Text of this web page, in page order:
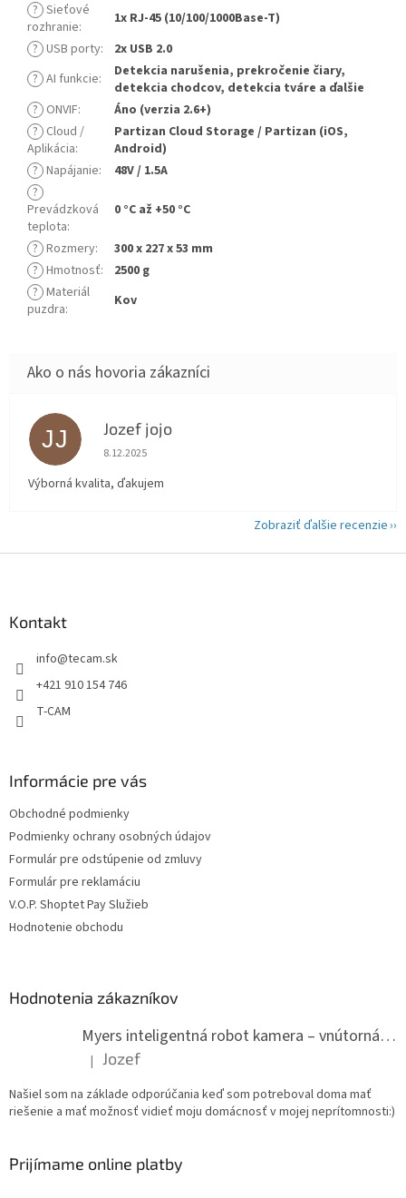
? Sieťové
rozhranie:
1x RJ-45 (10/100/1000Base-T)
? USB porty:
2x USB 2.0
? AI funkcie:
Detekcia narušenia, prekročenie čiary,
detekcia chodcov, detekcia tváre a ďalšie
? ONVIF:
Áno (verzia 2.6+)
? Cloud /
Aplikácia:
Partizan Cloud Storage / Partizan (iOS,
Android)
? Napájanie:
48V / 1.5A
?
Prevádzková
teplota:
0 °C až +50 °C
? Rozmery:
300 x 227 x 53 mm
? Hmotnosť:
2500 g
? Materiál
puzdra: Kov
JJ Jozef jojo
Hodnotenie obchodu je 5 z 5 hviezdičiek.
8.12.2025
Výborná kvalita, ďakujem
Zobraziť ďalšie recenzie
Kontakt
info@tecam.sk
+421 910 154 746
T-CAM
Informácie pre vás
Obchodné podmienky
Podmienky ochrany osobných údajov
Formulár pre odstúpenie od zmluvy
Formulár pre reklamáciu
V.O.P. Shoptet Pay Služieb
Hodnotenie obchodu
Hodnotenia zákazníkov
Myers inteligentná robot kamera – vnútorná WiFi kamera
Hodnotenie produktu je 5 z 5 hviezdičiek.
| Jozef
Našiel som na základe odporúčania keď som potreboval doma mať
riešenie a mať možnosť vidieť moju domácnosť v mojej neprítomnosti:)
Prijímame online platby